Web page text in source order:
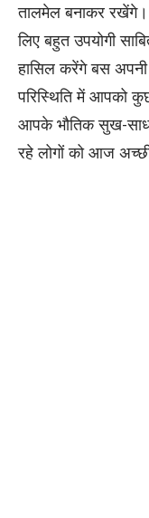
तालमेल बनाकर
लिए बहुत उपयोगी
हासिल करेंगे बस
परिस्थिति में आपको
आपके भौतिक सुख-
रहे लोगों को आज